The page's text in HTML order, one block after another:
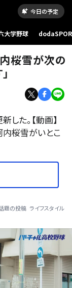
今日の予定
大学野球
桜雪が次の
た。【動画】
内桜雪がいとこ
題の投稿 ライフスタイル